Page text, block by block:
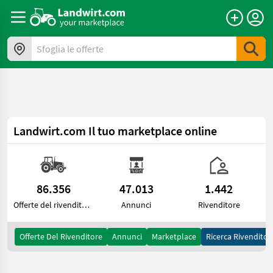
a11y.skipToContent
Sfoglia le offerte
Landwirt.com Il tuo marketplace online
86.356
Offerte del rivenditore
47.013
Annunci
1.442
Rivenditore
Offerte Del Rivenditore Annunci Marketplace Ricerca